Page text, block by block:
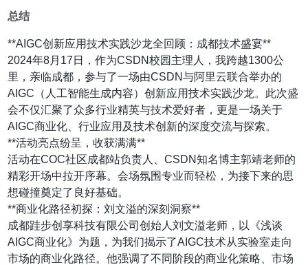
总结
**AIGC创新应用技术实践沙龙全回顾：成都技术盛宴**
2024年8月17日，作为CSDN校园主理人，我跨越1300公
里，亲临成都，参与了一场由CSDN与阿里云联合举办的
AIGC（人工智能生成内容）创新应用技术实践沙龙。此次盛
会不仅汇聚了众多行业精英与技术爱好者，更是一场关于
AIGC商业化、行业应用及技术创新的深度交流与探索。
**活动亮点纷呈，收获满满**
活动在COC社区成都站负责人、CSDN知名博主郭靖老师的
精彩开场中拉开序幕。会场氛围专业而轻松，为接下来的思
想碰撞奠定了良好基础。
**商业化路径初探：刘文溢的深刻洞察**
成都跬步创享科技有限公司创始人刘文溢老师，以《浅谈
AIGC商业化》为题，为我们揭示了AIGC技术从实验室走向
市场的商业化路径。他强调了不同阶段的商业化策略、市场